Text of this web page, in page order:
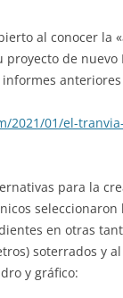
al conocer la
proyecto de
informes anteriores
2021/01/el-
para la
en otras
soterrados y
y gráfico: